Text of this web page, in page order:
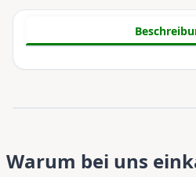
Warum bei uns